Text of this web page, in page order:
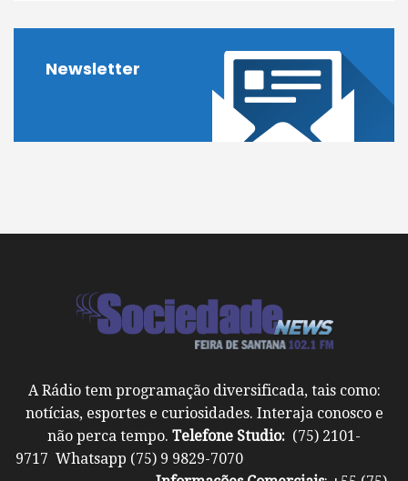
Newsletter
A Rádio tem programação diversificada, tais como:
notícias, esportes e curiosidades. Interaja conosco e
não perca tempo. Telefone Studio: (75) 2101-
9717 Whatsapp (75) 9 9829-7070